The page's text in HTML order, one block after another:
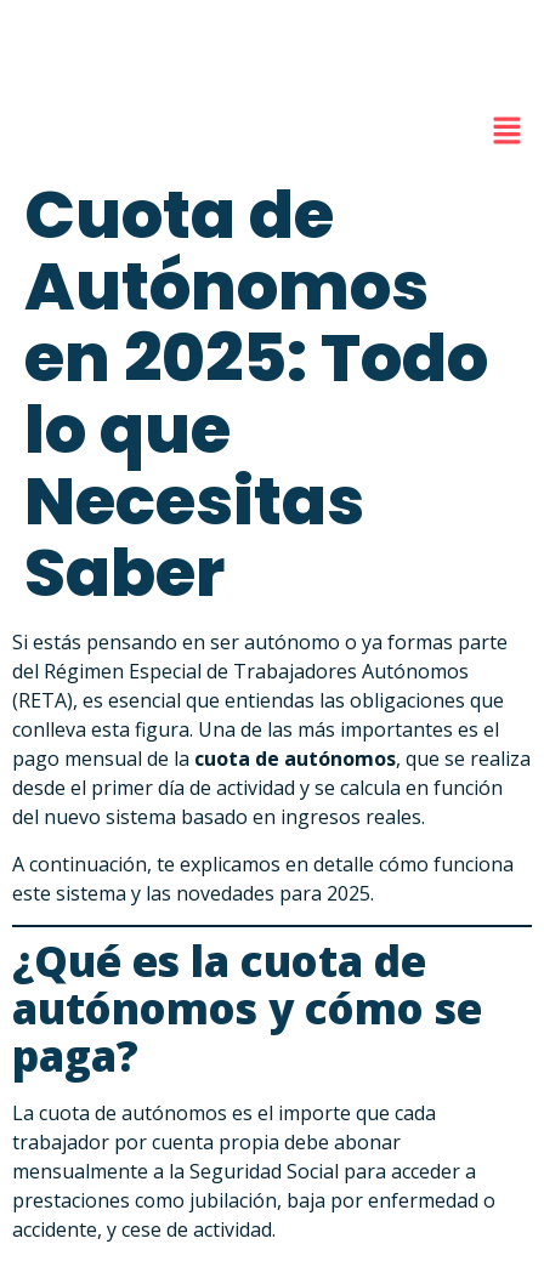
Cuota de
Autónomos
en 2025: Todo
lo que
Necesitas
Saber
Si estás pensando en ser autónomo o ya formas parte
del Régimen Especial de Trabajadores Autónomos
(RETA), es esencial que entiendas las obligaciones que
conlleva esta figura. Una de las más importantes es el
pago mensual de la cuota de autónomos, que se realiza
desde el primer día de actividad y se calcula en función
del nuevo sistema basado en ingresos reales.
A continuación, te explicamos en detalle cómo funciona
este sistema y las novedades para 2025.
¿Qué es la cuota de
autónomos y cómo se
paga?
La cuota de autónomos es el importe que cada
trabajador por cuenta propia debe abonar
mensualmente a la Seguridad Social para acceder a
prestaciones como jubilación, baja por enfermedad o
accidente, y cese de actividad.